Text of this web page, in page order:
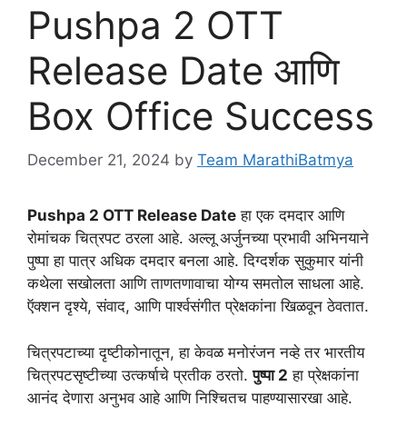
Pushpa 2 OTT
Release Date आणि
Box Office Success
December 21, 2024 by Team MarathiBatmya
Pushpa 2 OTT Release Date हा एक दमदार आणि
रोमांचक चित्रपट ठरला आहे. अल्लू अर्जुनच्या प्रभावी अभिनयाने
पुष्पा हा पात्र अधिक दमदार बनला आहे. दिग्दर्शक सुकुमार यांनी
कथेला सखोलता आणि ताणतणावाचा योग्य समतोल साधला आहे.
ऍक्शन दृश्ये, संवाद, आणि पार्श्वसंगीत प्रेक्षकांना खिळवून ठेवतात.
चित्रपटाच्या दृष्टीकोनातून, हा केवळ मनोरंजन नव्हे तर भारतीय
चित्रपटसृष्टीच्या उत्कर्षाचे प्रतीक ठरतो.पुष्पा 2 हा प्रेक्षकांना
आनंद देणारा अनुभव आहे आणि निश्चितच पाहण्यासारखा आहे.